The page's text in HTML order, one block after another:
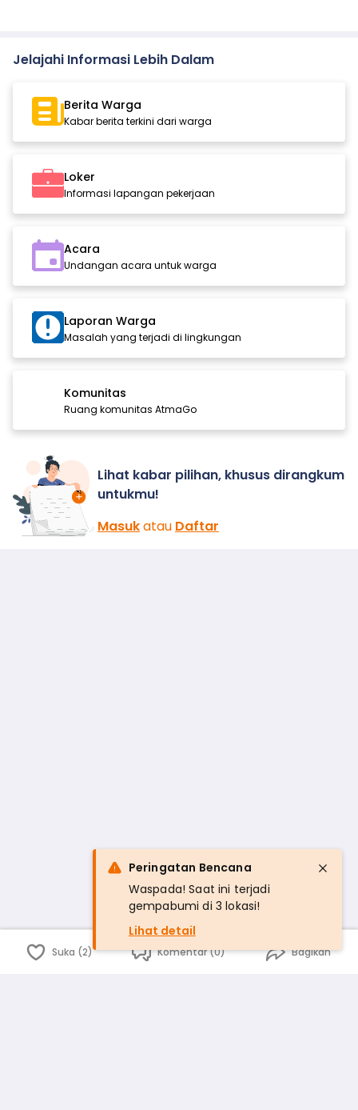
Jelajahi Informasi Lebih Dalam
Berita Warga
Kabar berita terkini dari warga
Loker
Informasi lapangan pekerjaan
Acara
Undangan acara untuk warga
Laporan Warga
Masalah yang terjadi di lingkungan
Komunitas
Ruang komunitas AtmaGo
Lihat kabar pilihan, khusus dirangkum
untukmu!
Masukatau Daftar
Suka (2) Komentar (0) Bagikan
Peringatan Bencana
Waspada! Saat ini terjadi
gempabumi di 3 lokasi!
Lihat detail